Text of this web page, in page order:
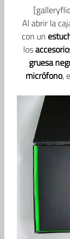
Al abrir la
con un
los
gruesa
micrófono,